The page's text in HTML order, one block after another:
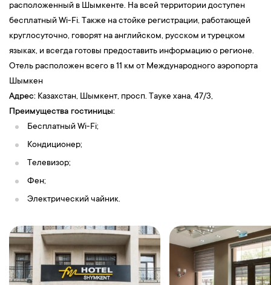
расположенный в Шымкенте. На всей территории доступен
бесплатный Wi-Fi. Также на стойке регистрации, работающей
круглосуточно, говорят на английском, русском и турецком
языках, и всегда готовы предоставить информацию о регионе.
Отель расположен всего в 11 км от Международного аэропорта
Шымкен
Адрес: Казахстан, Шымкент, просп. Тауке хана, 47/3,
Преимущества гостиницы:
Бесплатный Wi-Fi;
Кондиционер;
Телевизор;
Фен;
Электрический чайник.